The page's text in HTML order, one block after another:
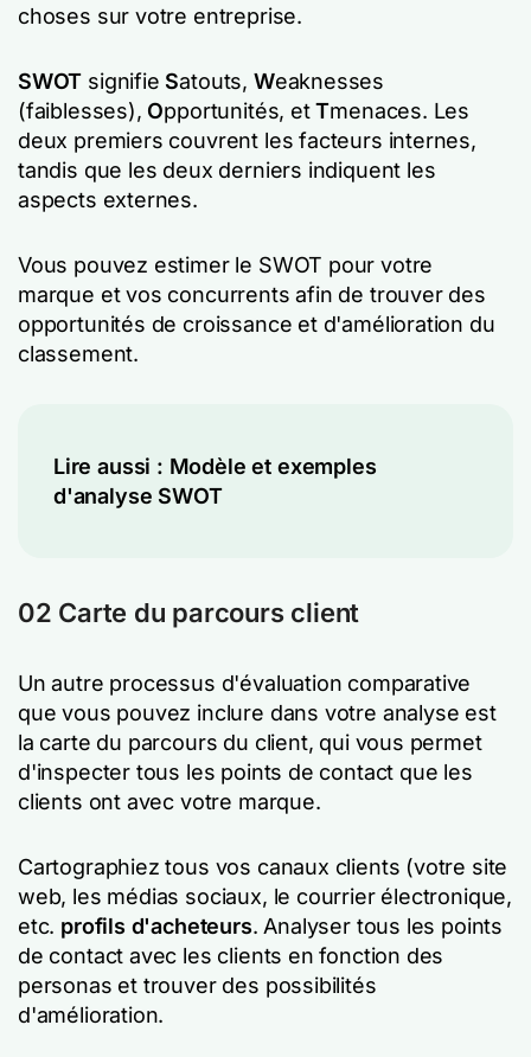
choses sur votre entreprise.
SWOT signifie Satouts, Weaknesses
(faiblesses), Opportunités, etTmenaces. Les
deux premiers couvrent les facteurs internes,
tandis que les deux derniers indiquent les
aspects externes.
Vous pouvez estimer le SWOT pour votre
marque et vos concurrents afin de trouver des
opportunités de croissance et d'amélioration du
classement.
Lire aussi : Modèle et exemples
d'analyse SWOT
02 Carte du parcours client
Un autre processus d'évaluation comparative
que vous pouvez inclure dans votre analyse est
la carte du parcours du client, qui vous permet
d'inspecter tous les points de contact que les
clients ont avec votre marque.
Cartographiez tous vos canaux clients (votre site
web, les médias sociaux, le courrier électronique,
etc. profils d'acheteurs. Analyser tous les points
de contact avec les clients en fonction des
personas et trouver des possibilités
d'amélioration.